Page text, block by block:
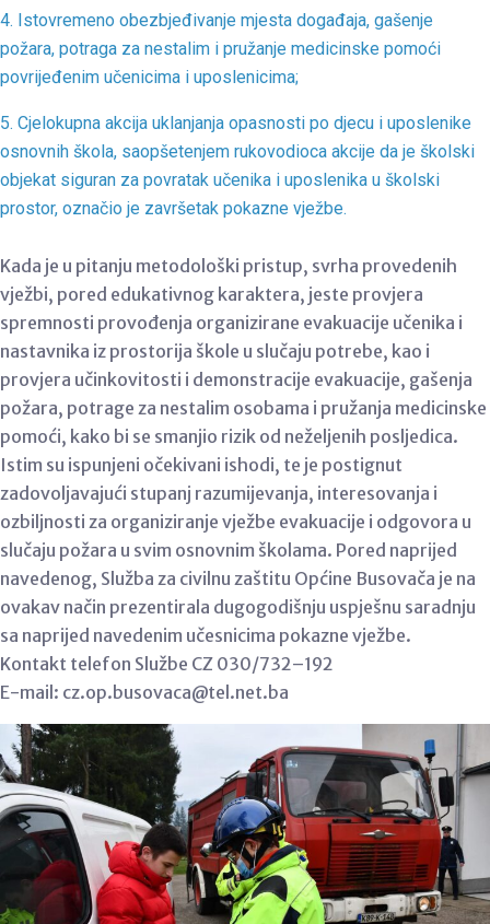
4. Istovremeno obezbjeđivanje mjesta događaja, gašenje
požara, potraga za nestalim i pružanje medicinske pomoći
povrijeđenim učenicima i uposlenicima;
5. Cjelokupna akcija uklanjanja opasnosti po djecu i uposlenike
osnovnih škola, saopšetenjem rukovodioca akcije da je školski
objekat siguran za povratak učenika i uposlenika u školski
prostor, označio je završetak pokazne vježbe.
Kada je u pitanju metodološki pristup, svrha provedenih
vježbi, pored edukativnog karaktera, jeste provjera
spremnosti provođenja organizirane evakuacije učenika i
nastavnika iz prostorija škole u slučaju potrebe, kao i
provjera učinkovitosti i demonstracije evakuacije, gašenja
požara, potrage za nestalim osobama i pružanja medicinske
pomoći, kako bi se smanjio rizik od neželjenih posljedica.
Istim su ispunjeni očekivani ishodi, te je postignut
zadovoljavajući stupanj razumijevanja, interesovanja i
ozbiljnosti za organiziranje vježbe evakuacije i odgovora u
slučaju požara u svim osnovnim školama. Pored naprijed
navedenog, Služba za civilnu zaštitu Općine Busovača je na
ovakav način prezentirala dugogodišnju uspješnu saradnju
sa naprijed navedenim učesnicima pokazne vježbe.
Kontakt telefon Službe CZ 030/732–192
E-mail: cz.op.busovaca@tel.net.ba